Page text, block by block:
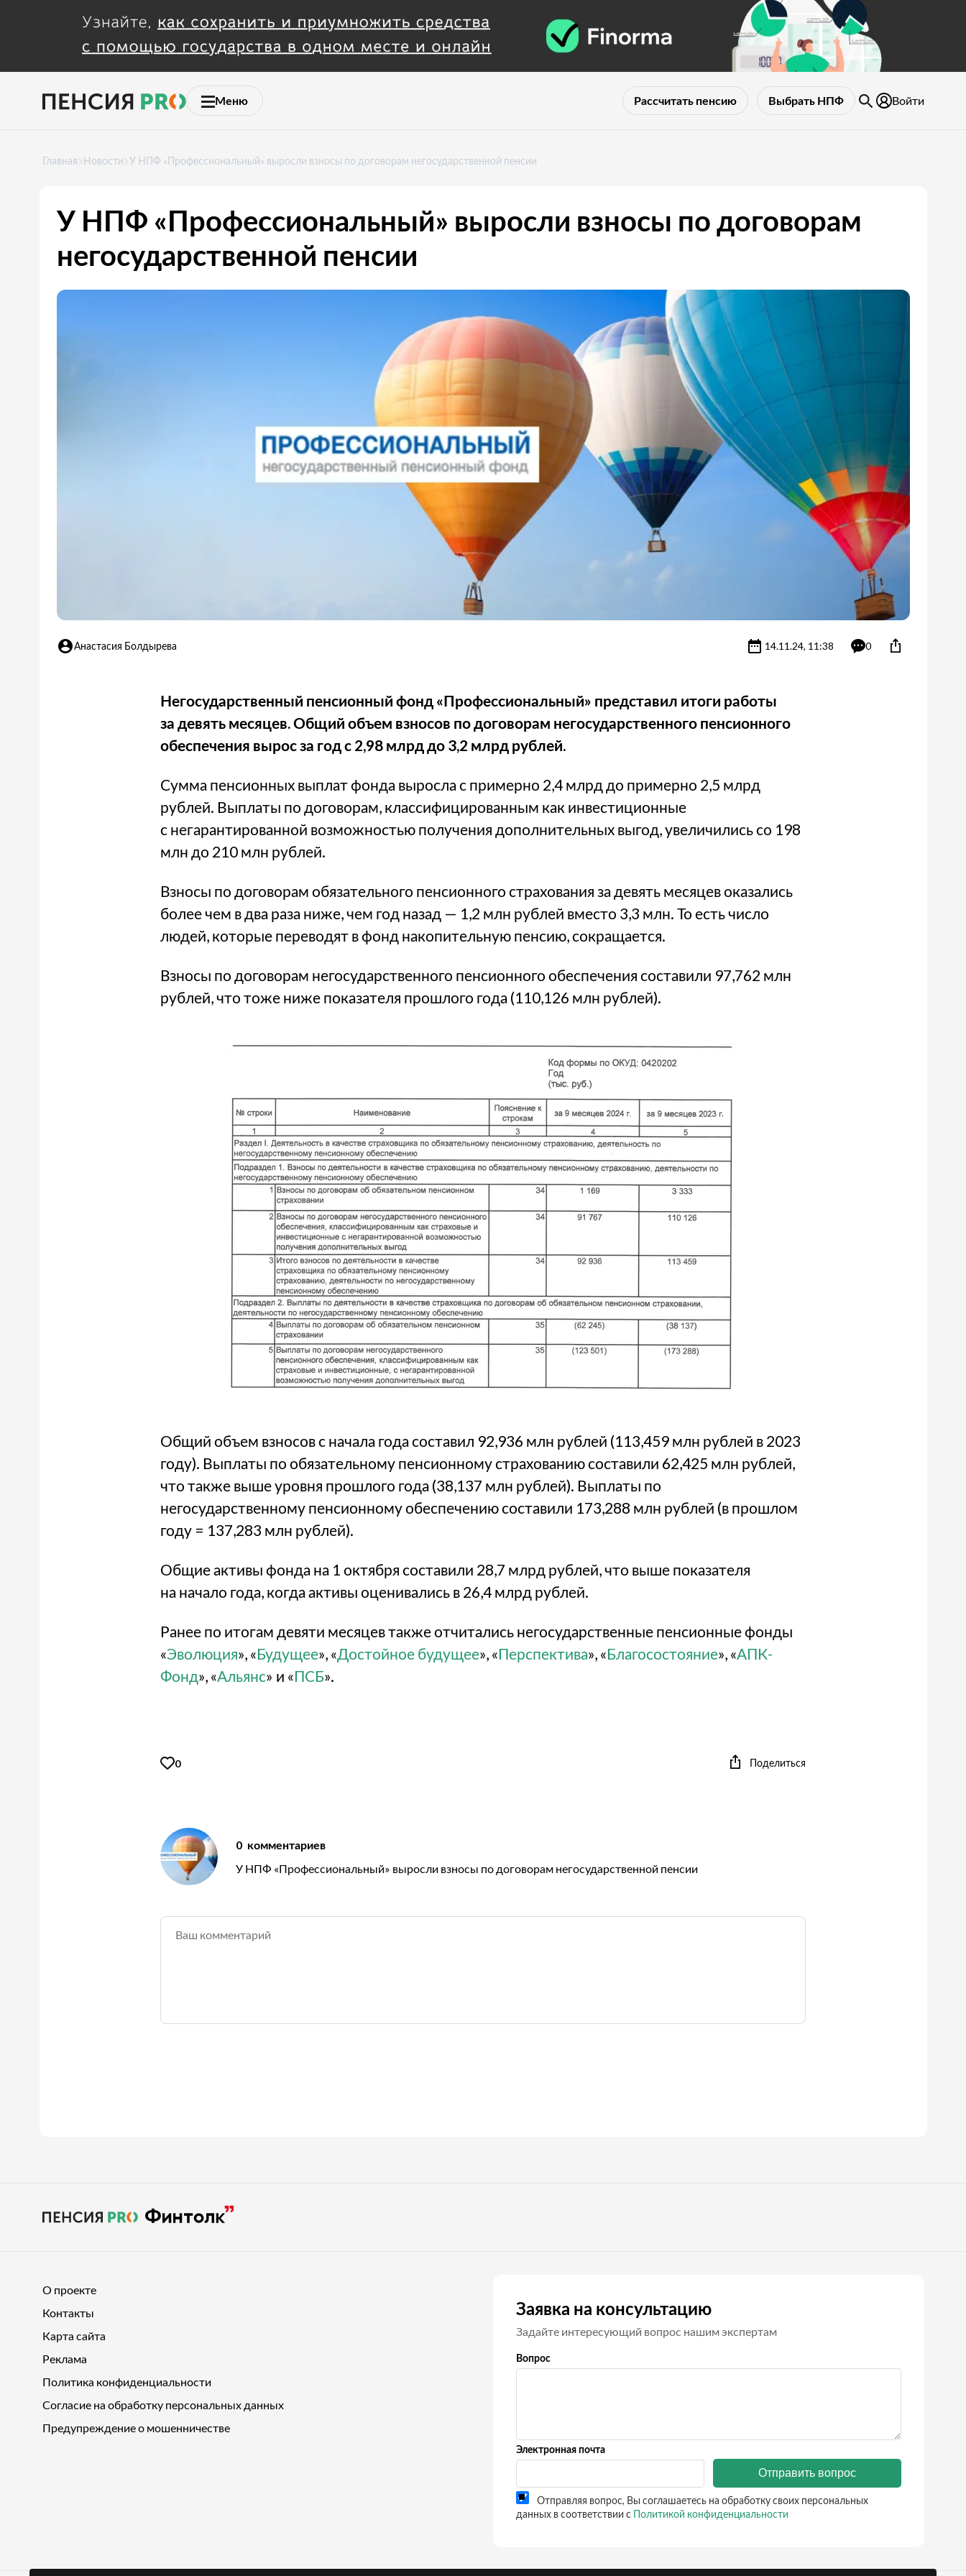
Меню Рассчитать пенсию Выбрать НПФ Войти
Главная Новости У НПФ «Профессиональный» выросли взносы по договорам негосударственной пенсии
У НПФ «Профессиональный» выросли взносы по договорам
негосударственной пенсии
Анастасия Болдырева 14.11.24, 11:38 0
Негосударственный пенсионный фонд «Профессиональный» представил итоги работы
за девять месяцев. Общий объем взносов по договорам негосударственного пенсионного
обеспечения вырос за год с 2,98 млрд до 3,2 млрд рублей.
Сумма пенсионных выплат фонда выросла с примерно 2,4 млрд до примерно 2,5 млрд
рублей. Выплаты по договорам, классифицированным как инвестиционные
с негарантированной возможностью получения дополнительных выгод, увеличились со 198
млн до 210 млн рублей.
Взносы по договорам обязательного пенсионного страхования за девять месяцев оказались
более чем в два раза ниже, чем год назад — 1,2 млн рублей вместо 3,3 млн. То есть число
людей, которые переводят в фонд накопительную пенсию, сокращается.
Взносы по договорам негосударственного пенсионного обеспечения составили 97,762 млн
рублей, что тоже ниже показателя прошлого года (110,126 млн рублей).
Общий объем взносов с начала года составил 92,936 млн рублей (113,459 млн рублей в 2023
году). Выплаты по обязательному пенсионному страхованию составили 62,425 млн рублей,
что также выше уровня прошлого года (38,137 млн рублей). Выплаты по
негосударственному пенсионному обеспечению составили 173,288 млн рублей (в прошлом
году = 137,283 млн рублей).
Общие активы фонда на 1 октября составили 28,7 млрд рублей, что выше показателя
на начало года, когда активы оценивались в 26,4 млрд рублей.
Ранее по итогам девяти месяцев также отчитались негосударственные пенсионные фонды
«Эволюция», «Будущее», «Достойное будущее», «Перспектива», «Благосостояние», «АПК-
Фонд», «Альянс» и «ПСБ».
0 Поделиться
0 комментариев
У НПФ «Профессиональный» выросли взносы по договорам негосударственной пенсии
О проекте
Контакты
Карта сайта
Реклама
Политика конфиденциальности
Согласие на обработку персональных данных
Предупреждение о мошенничестве
Заявка на консультацию
Задайте интересующий вопрос нашим экспертам
Вопрос
Электронная почта
Отправить вопрос
Отправляя вопрос, Вы соглашаетесь на обработку своих персональных
данных в соответствии с Политикой конфиденциальности